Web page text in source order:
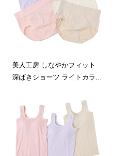
美人工房 しなやかフィット
深ばきショーツ ライトカラ...